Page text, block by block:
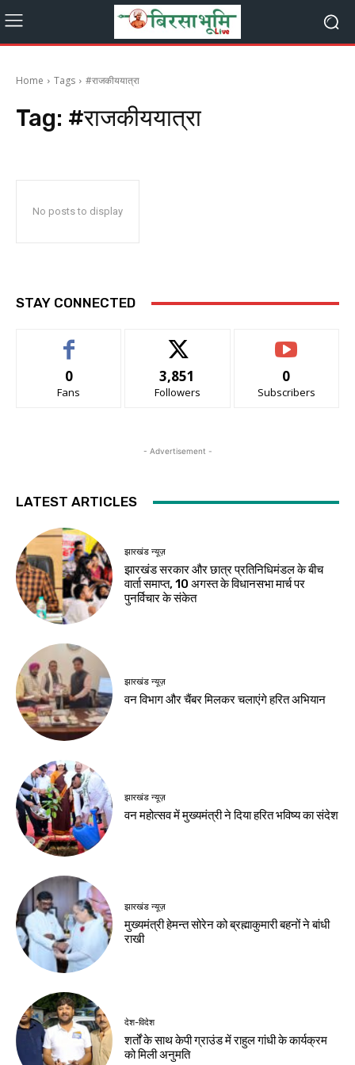
Home Tags #राजकीययात्रा
Tag: #राजकीययात्रा
No posts to display
STAY CONNECTED
0
Fans
3,851
Followers
0
Subscribers
- Advertisement -
LATEST ARTICLES
झारखंड न्यूज़
झारखंड सरकार और छात्र प्रतिनिधिमंडल के बीच
वार्ता समाप्त, 10 अगस्त के विधानसभा मार्च पर
पुनर्विचार के संकेत
झारखंड न्यूज़
वन विभाग और चैंबर मिलकर चलाएंगे हरित अभियान
झारखंड न्यूज़
वन महोत्सव में मुख्यमंत्री ने दिया हरित भविष्य का संदेश
झारखंड न्यूज़
मुख्यमंत्री हेमन्त सोरेन को ब्रह्माकुमारी बहनों ने बांधी
राखी
देश-विदेश
शर्तों के साथ केपी ग्राउंड में राहुल गांधी के कार्यक्रम
को मिली अनुमति